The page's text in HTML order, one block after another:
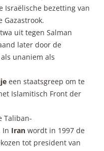
Israëlische bezetting van
Gazastrook.
uit tegen Salman
later door de
unaniem als
een staatsgreep om te
Islamitisch Front der
Taliban-
In Iran wordt in 1997 de
tot president van